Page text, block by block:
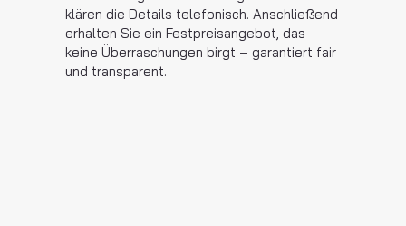
klären die Details telefonisch. Anschließend
erhalten Sie ein Festpreisangebot, das
keine Überraschungen birgt – garantiert fair
und transparent.